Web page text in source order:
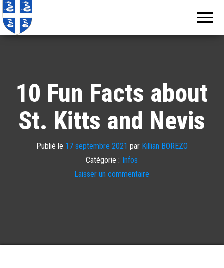
10 Fun Facts about
St. Kitts and Nevis
Publié le 17 septembre 2021 par Killian BOREZO
Catégorie : Infos
Laisser un commentaire